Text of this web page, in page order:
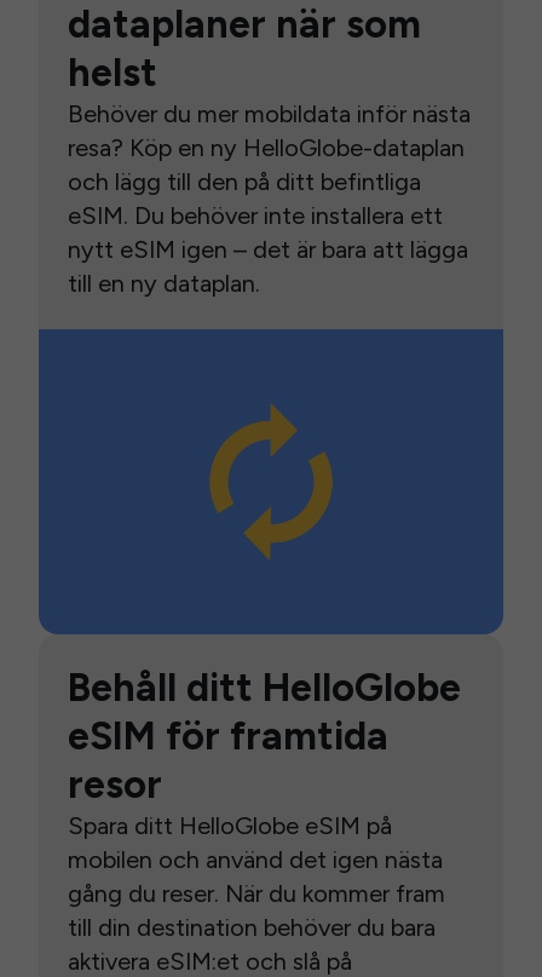
dataplaner när som
helst
Behöver du mer mobildata inför nästa
resa? Köp en ny HelloGlobe-dataplan
och lägg till den på ditt befintliga
eSIM. Du behöver inte installera ett
nytt eSIM igen – det är bara att lägga
till en ny dataplan.
Behåll ditt HelloGlobe
eSIM för framtida
resor
Spara ditt HelloGlobe eSIM på
mobilen och använd det igen nästa
gång du reser. När du kommer fram
till din destination behöver du bara
aktivera eSIM:et och slå på